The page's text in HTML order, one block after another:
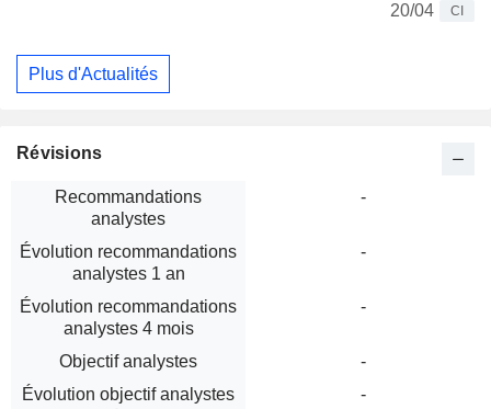
20/04
CI
Plus d'Actualités
Révisions
Recommandations
analystes
-
Évolution recommandations
analystes 1 an
-
Évolution recommandations
analystes 4 mois
-
Objectif analystes
-
Évolution objectif analystes
-